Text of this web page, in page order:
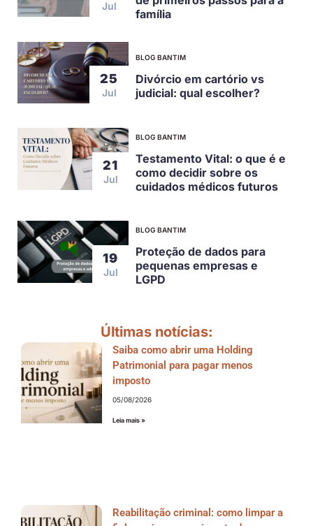
Jul
família
25
Jul
BLOG BANTIM
Divórcio em cartório vs
judicial: qual escolher?
21
Jul
BLOG BANTIM
Testamento Vital: o que é e
como decidir sobre os
cuidados médicos futuros
19
Jul
BLOG BANTIM
Proteção de dados para
pequenas empresas e
LGPD
Últimas notícias:
Saiba como abrir uma Holding
Patrimonial para pagar menos
imposto
05/08/2026
Leia mais »
Reabilitação criminal: como limpar a